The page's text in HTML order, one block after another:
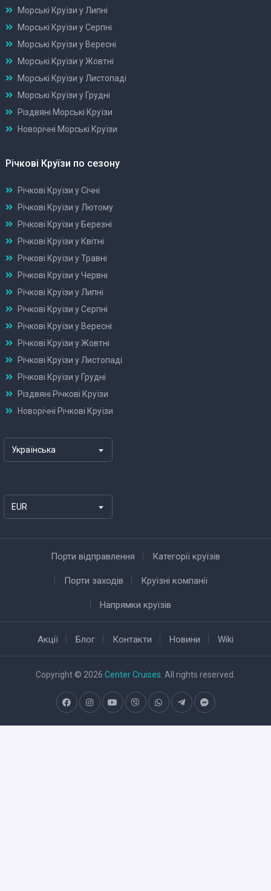
Морські Круїзи у Липні
Морські Круїзи у Серпні
Морські Круїзи у Вересні
Морські Круїзи у Жовтні
Морські Круїзи у Листопаді
Морські Круїзи у Грудні
Різдвяні Морські Круїзи
Новорічні Морські Круїзи
Річкові Круїзи по сезону
Річкові Круїзи у Січні
Річкові Круїзи у Лютому
Річкові Круїзи у Березні
Річкові Круїзи у Квітні
Річкові Круїзи у Травні
Річкові Круїзи у Червні
Річкові Круїзи у Липні
Річкові Круїзи у Серпні
Річкові Круїзи у Вересні
Річкові Круїзи у Жовтні
Річкові Круїзи у Листопаді
Річкові Круїзи у Грудні
Різдвяні Річкові Круїзи
Новорічні Річкові Круїзи
Українська
EUR
Порти відправлення Категорії круїзів
Порти заходів Круїзні компанії
Напрямки круїзів
Акції Блог Контакти Новини Wiki
Copyright © 2026 Center Cruises . All rights reserved.